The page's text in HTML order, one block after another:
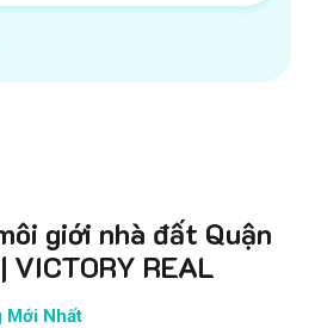
giới nhà đất Quận
VICTORY REAL
Mới Nhất